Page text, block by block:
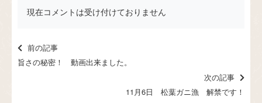
現在コメントは受け付けておりません
前の記事
旨さの秘密！ 動画出来ました。
次の記事
11月6日 松葉ガニ漁 解禁です！